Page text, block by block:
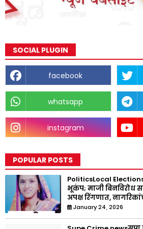
SOCIAL PLUGIN
facebook
whatsapp
instagram
POPULAR POSTS
PoliticsLocal
भूकंप; माजी बिनविरोध
अपक्ष रिंगणात,
January 24, 2026